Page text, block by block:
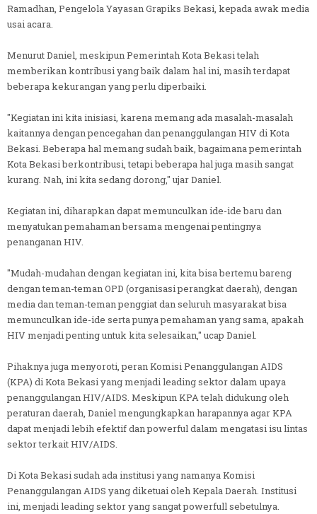
Ramadhan, Pengelola Yayasan Grapiks Bekasi, kepada awak media
usai acara.
Menurut Daniel, meskipun Pemerintah Kota Bekasi telah
memberikan kontribusi yang baik dalam hal ini, masih terdapat
beberapa kekurangan yang perlu diperbaiki.
"Kegiatan ini kita inisiasi, karena memang ada masalah-masalah
kaitannya dengan pencegahan dan penanggulangan HIV di Kota
Bekasi. Beberapa hal memang sudah baik, bagaimana pemerintah
Kota Bekasi berkontribusi, tetapi beberapa hal juga masih sangat
kurang. Nah, ini kita sedang dorong," ujar Daniel.
Kegiatan ini, diharapkan dapat memunculkan ide-ide baru dan
menyatukan pemahaman bersama mengenai pentingnya
penanganan HIV.
"Mudah-mudahan dengan kegiatan ini, kita bisa bertemu bareng
dengan teman-teman OPD (organisasi perangkat daerah), dengan
media dan teman-teman penggiat dan seluruh masyarakat bisa
memunculkan ide-ide serta punya pemahaman yang sama, apakah
HIV menjadi penting untuk kita selesaikan," ucap Daniel.
Pihaknya juga menyoroti, peran Komisi Penanggulangan AIDS
(KPA) di Kota Bekasi yang menjadi leading sektor dalam upaya
penanggulangan HIV/AIDS. Meskipun KPA telah didukung oleh
peraturan daerah, Daniel mengungkapkan harapannya agar KPA
dapat menjadi lebih efektif dan powerful dalam mengatasi isu lintas
sektor terkait HIV/AIDS.
Di Kota Bekasi sudah ada institusi yang namanya Komisi
Penanggulangan AIDS yang diketuai oleh Kepala Daerah. Institusi
ini, menjadi leading sektor yang sangat powerfull sebetulnya.